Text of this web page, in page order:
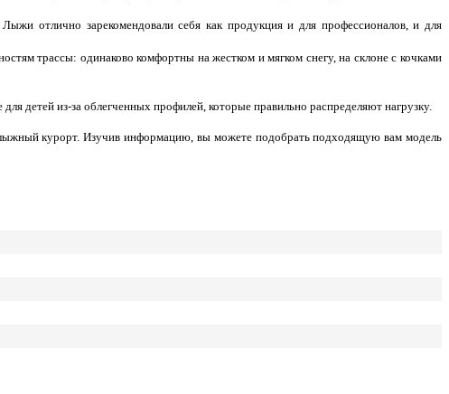
отлично зарекомендовали себя как продукция и для профессионалов, и для
трассы: одинаково комфортны на жестком и мягком снегу, на склоне с кочками
детей из-за облегченных профилей, которые правильно распределяют нагрузку.
курорт. Изучив информацию, вы можете подобрать подходящую вам модель